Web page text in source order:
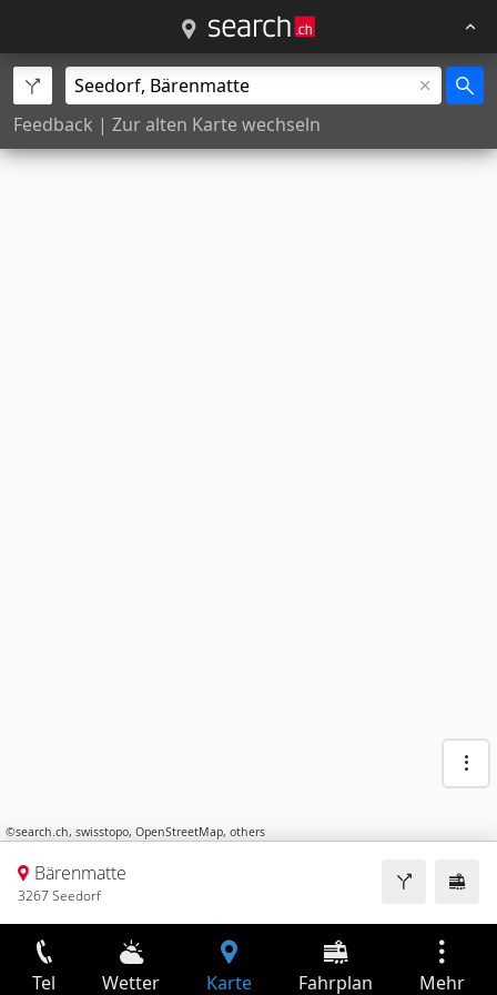
Feedback | Zur alten Karte wechseln
©search.ch, swisstopo, OpenStreetMap, others
Bärenmatte
3267 Seedorf
Tel Wetter Karte Fahrplan Mehr